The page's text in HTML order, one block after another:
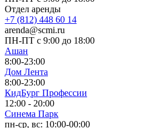
Отдел аренды
+7 (812) 448 60 14
arenda@scmi.ru
ПН-ПТ с 9:00 до 18:00
Ашан
8:00-23:00
Дом Лента
8:00-23:00
КидБург Профессии
12:00 - 20:00
Синема Парк
пн-ср, вс: 10:00-00:00